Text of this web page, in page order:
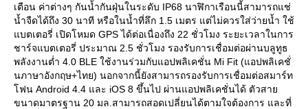
เตือน ค่าต่างๆ กันน้ำกันฝุ่นในระดับ IP68 นาฬิกาเรือนนี้สามารถแช่
น้ำจืดได้ถึง 30 นาที หรือในน้ำที่ลึก 1.5 เมตร แต่ไม่ควรใส่ว่ายน้ำ ใช้
บตเตอรี่ เปิดโหมด GPS ได้ต่อเนื่องถึง 22 ชั่วโมง ระยะเวลาในการ
ชาร์จแบตเตอรี่ ประมาณ 2.5 ชั่วโมง รองรับการเชื่อมต่อผ่านบลูทูธ
พลังงานต่ำ 4.0 BLE ใช้งานร่วมกับแอปพลิเคชั่น Mi Fit (แอปพลิเคชั่
นภาษาอังกฤษ+ไทย) นอกจากนี้ยังสามารถรองรับการเชื่อมต่อสมาร์ท
ฟน Android 4.4 และ iOS 8 ขึ้นไป ผ่านแอปพลิเคชั่นได้ ตัวสา
ขนาดมาตรฐาน 20 มล.สามารถสอดเปลี่ยนได้ตามใจต้องการ และที่